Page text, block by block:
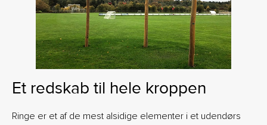
Et redskab til hele kroppen
Ringe er et af de mest alsidige elementer i et udendørs